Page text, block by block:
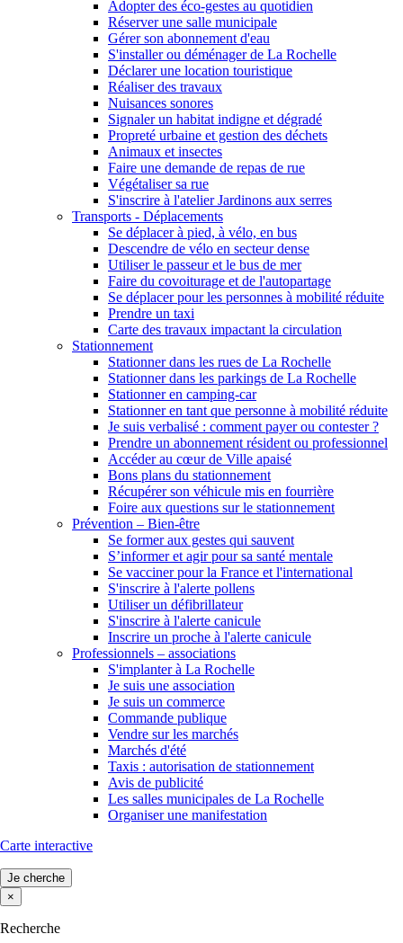
Adopter des éco-gestes au quotidien
Réserver une salle municipale
Gérer son abonnement d'eau
S'installer ou déménager de La Rochelle
Déclarer une location touristique
Réaliser des travaux
Nuisances sonores
Signaler un habitat indigne et dégradé
Propreté urbaine et gestion des déchets
Animaux et insectes
Faire une demande de repas de rue
Végétaliser sa rue
S'inscrire à l'atelier Jardinons aux serres
Transports - Déplacements
Se déplacer à pied, à vélo, en bus
Descendre de vélo en secteur dense
Utiliser le passeur et le bus de mer
Faire du covoiturage et de l'autopartage
Se déplacer pour les personnes à mobilité réduite
Prendre un taxi
Carte des travaux impactant la circulation
Stationnement
Stationner dans les rues de La Rochelle
Stationner dans les parkings de La Rochelle
Stationner en camping-car
Stationner en tant que personne à mobilité réduite
Je suis verbalisé : comment payer ou contester ?
Prendre un abonnement résident ou professionnel
Accéder au cœur de Ville apaisé
Bons plans du stationnement
Récupérer son véhicule mis en fourrière
Foire aux questions sur le stationnement
Prévention – Bien-être
Se former aux gestes qui sauvent
S’informer et agir pour sa santé mentale
Se vacciner pour la France et l'international
S'inscrire à l'alerte pollens
Utiliser un défibrillateur
S'inscrire à l'alerte canicule
Inscrire un proche à l'alerte canicule
Professionnels – associations
S'implanter à La Rochelle
Je suis une association
Je suis un commerce
Commande publique
Vendre sur les marchés
Marchés d'été
Taxis : autorisation de stationnement
Avis de publicité
Les salles municipales de La Rochelle
Organiser une manifestation
Carte interactive
Je cherche
×
Recherche